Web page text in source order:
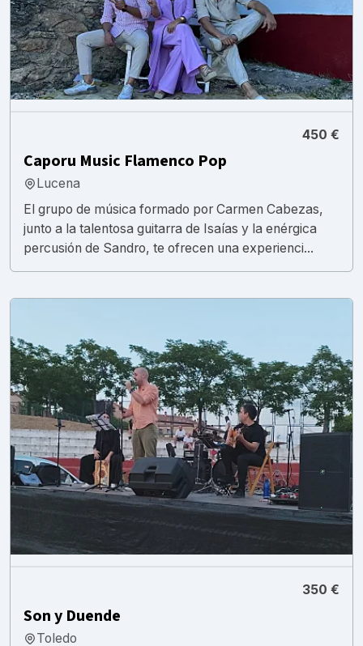
450 €
Caporu Music Flamenco Pop
Lucena
El grupo de música formado por Carmen Cabezas,
junto a la talentosa guitarra de Isaías y la enérgica
percusión de Sandro, te ofrecen una experienci...
350 €
Son y Duende
Toledo